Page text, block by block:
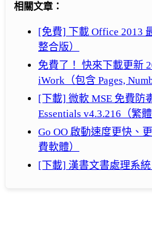
相關文章：
[免費] 下載 Office 2013
整合版）
免費了！ 快來下載更新
iWork（包含 Pages,
[下載] 微軟 MSE 免費防
Essentials v4.3.216（繁體
Go OO 啟動速度更快、
費軟體）
[下載] 漢書文書處理系